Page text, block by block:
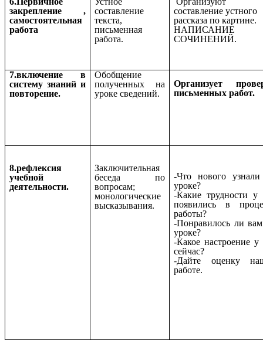
закрепление ,
самостоятельная
работа
составление
текста,
письменная
работа.
составление устного
рассказа по картине.
НАПИСАНИЕ
СОЧИНЕНИЙ.
7.включение в
систему знаний и
повторение.
Обобщение
полученных на
уроке сведений.
Организует
письменных работ.
8.рефлексия
учебной
деятельности.
Заключительная
беседа по
вопросам;
монологические
высказывания.
-Что нового
уроке?
-Какие трудности у
появились в
работы?
-Понравилось ли
уроке?
-Какое настроение у
сейчас?
-Дайте оценку
работе.